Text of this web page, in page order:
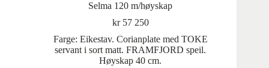
Selma 120 m/høyskap
kr57 250
Farge: Eikestav. Corianplate med TOKE
servant i sort matt. FRAMFJORD speil.
Høyskap 40 cm.